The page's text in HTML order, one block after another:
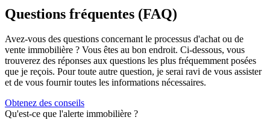
Questions fréquentes (FAQ)
Avez-vous des questions concernant le processus d'achat ou de
vente immobilière ? Vous êtes au bon endroit. Ci-dessous, vous
trouverez des réponses aux questions les plus fréquemment posées
que je reçois. Pour toute autre question, je serai ravi de vous assister
et de vous fournir toutes les informations nécessaires.
Obtenez des conseils
Qu'est-ce que l'alerte immobilière ?